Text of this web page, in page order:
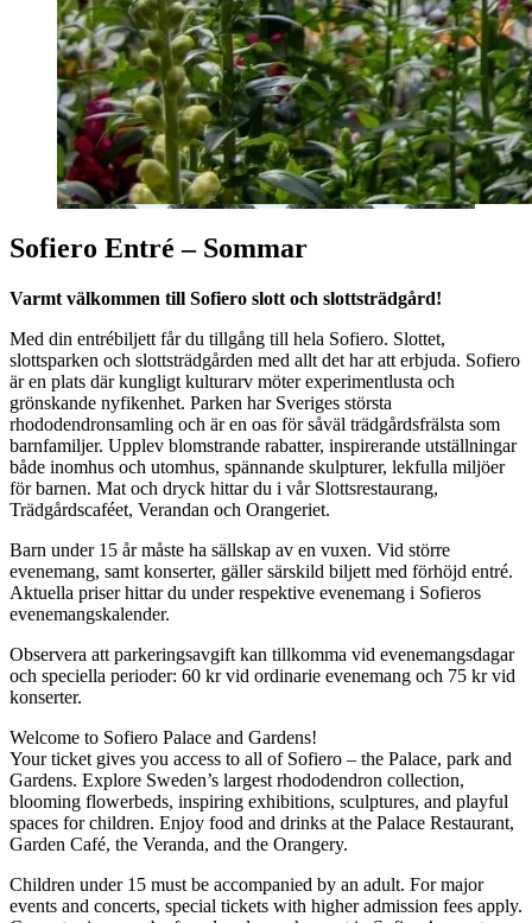
Sofiero Entré – Sommar
Varmt välkommen till Sofiero slott och slottsträdgård!
Med din entrébiljett får du tillgång till hela Sofiero. Slottet,
slottsparken och slottsträdgården med allt det har att erbjuda. Sofiero
är en plats där kungligt kulturarv möter experimentlusta och
grönskande nyfikenhet. Parken har Sveriges största
rhododendronsamling och är en oas för såväl trädgårdsfrälsta som
barnfamiljer. Upplev blomstrande rabatter, inspirerande utställningar
både inomhus och utomhus, spännande skulpturer, lekfulla miljöer
för barnen. Mat och dryck hittar du i vår Slottsrestaurang,
Trädgårdscaféet, Verandan och Orangeriet.
Barn under 15 år måste ha sällskap av en vuxen. Vid större
evenemang, samt konserter, gäller särskild biljett med förhöjd entré.
Aktuella priser hittar du under respektive evenemang i Sofieros
evenemangskalender.
Observera att parkeringsavgift kan tillkomma vid evenemangsdagar
och speciella perioder: 60 kr vid ordinarie evenemang och 75 kr vid
konserter.
Welcome to Sofiero Palace and Gardens!
Your ticket gives you access to all of Sofiero – the Palace, park and
Gardens. Explore Sweden’s largest rhododendron collection,
blooming flowerbeds, inspiring exhibitions, sculptures, and playful
spaces for children. Enjoy food and drinks at the Palace Restaurant,
Garden Café, the Veranda, and the Orangery.
Children under 15 must be accompanied by an adult. For major
events and concerts, special tickets with higher admission fees apply.